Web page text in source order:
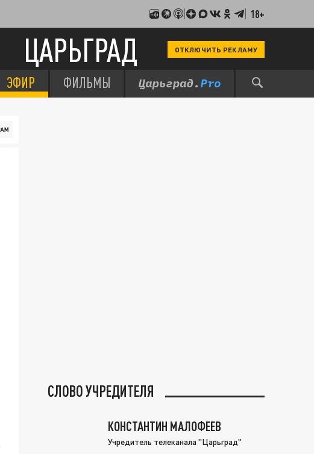
18+
ЦАРЬГРАД ОТКЛЮЧИТЬ РЕКЛАМУ
ЭФИР ФИЛЬМЫ
СЛОВО УЧРЕДИТЕЛЯ
КОНСТАНТИН МАЛОФЕЕВ
Учредитель телеканала "Царьград"